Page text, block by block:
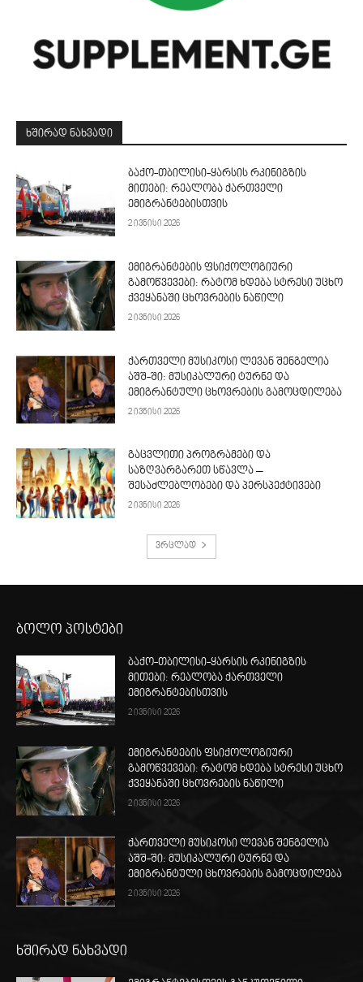
ᲮᲨᲘᲠᲐᲓ ᲜᲐᲮᲕᲐᲓᲘ
ბაქო-თბილისი-ყარსის რკინიგზის
მითები: რეალობა ქართველი
ემიგრანტებისთვის
2 ივნისი 2026
ემიგრანტების ფსიქოლოგიური
გამოწვევები: რატომ ხდება სტრესი უცხო
ქვეყანაში ცხოვრების ნაწილი
2 ივნისი 2026
ქართველი მუსიკოსი ლევან შენგელია
აშშ-ში: მუსიკალური ტურნე და
ემიგრანტული ცხოვრების გამოცდილება
2 ივნისი 2026
გაცვლითი პროგრამები და
საზღვარგარეთ სწავლა –
შესაძლებლობები და პერსპექტივები
2 ივნისი 2026
ვრცლად
ბოლო პოსტები
ბაქო-თბილისი-ყარსის რკინიგზის
მითები: რეალობა ქართველი
ემიგრანტებისთვის
2 ივნისი 2026
ემიგრანტების ფსიქოლოგიური
გამოწვევები: რატომ ხდება სტრესი უცხო
ქვეყანაში ცხოვრების ნაწილი
2 ივნისი 2026
ქართველი მუსიკოსი ლევან შენგელია
აშშ-ში: მუსიკალური ტურნე და
ემიგრანტული ცხოვრების გამოცდილება
2 ივნისი 2026
ხშირად ნახვადი